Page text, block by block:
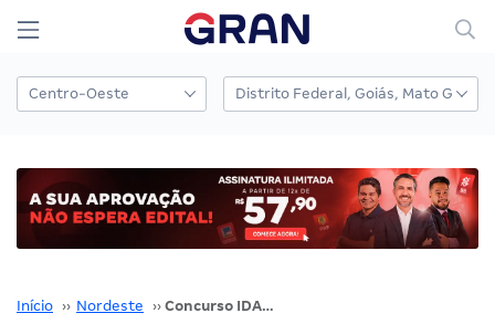
Início ›› Nordeste ›› Concurso IDACE: previsto no PLOA 2026!